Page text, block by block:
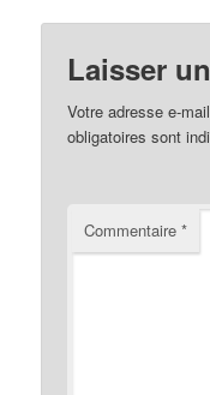
Laisser
Votre adresse e-
obligatoires sont
Commentaire*